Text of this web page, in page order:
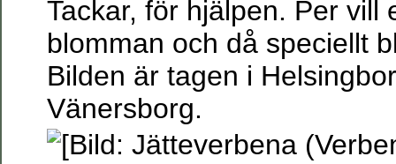
Tackar, för hjälpen. Per vill
blomman och då speciellt
Bilden är tagen i
Vänersborg.